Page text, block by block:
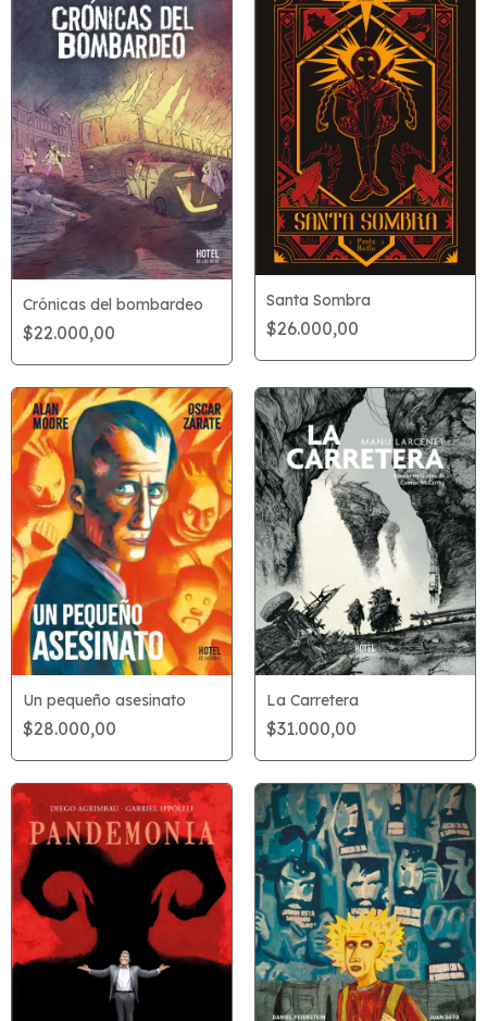
Crónicas del bombardeo
$22.000,00
Santa Sombra
$26.000,00
Un pequeño asesinato
$28.000,00
La Carretera
$31.000,00